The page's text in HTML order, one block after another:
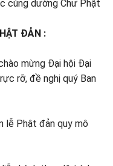
cúng dường Chư Phật
ĐẢN :
mừng Đại hội Đại
rỡ, đề nghị quý Ban
Phật đản quy mô